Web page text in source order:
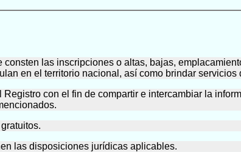
las inscripciones o altas, bajas,
en el territorio nacional, así como brindar servicios
con el fin de compartir e intercambiar la
las disposiciones jurídicas aplicables.